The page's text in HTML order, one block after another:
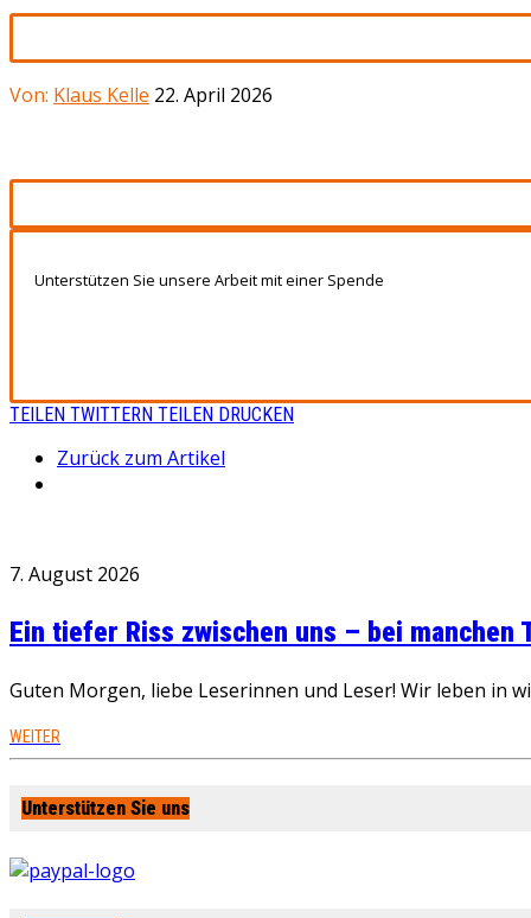
Von: Klaus Kelle 22. April 2026
Unterstützen Sie unsere Arbeit mit einer Spende
TEILEN TWITTERN TEILEN DRUCKEN
Zurück zum Artikel
7. August 2026
Ein tiefer Riss zwischen uns – bei
Guten Morgen, liebe Leserinnen und Leser! Wir leben in
WEITER
Unterstützen Sie uns